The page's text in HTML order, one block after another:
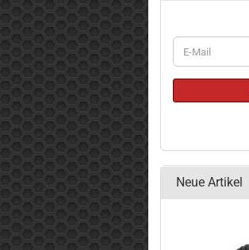
WEITER
ZUR
E-
Mail
Neue Artikel